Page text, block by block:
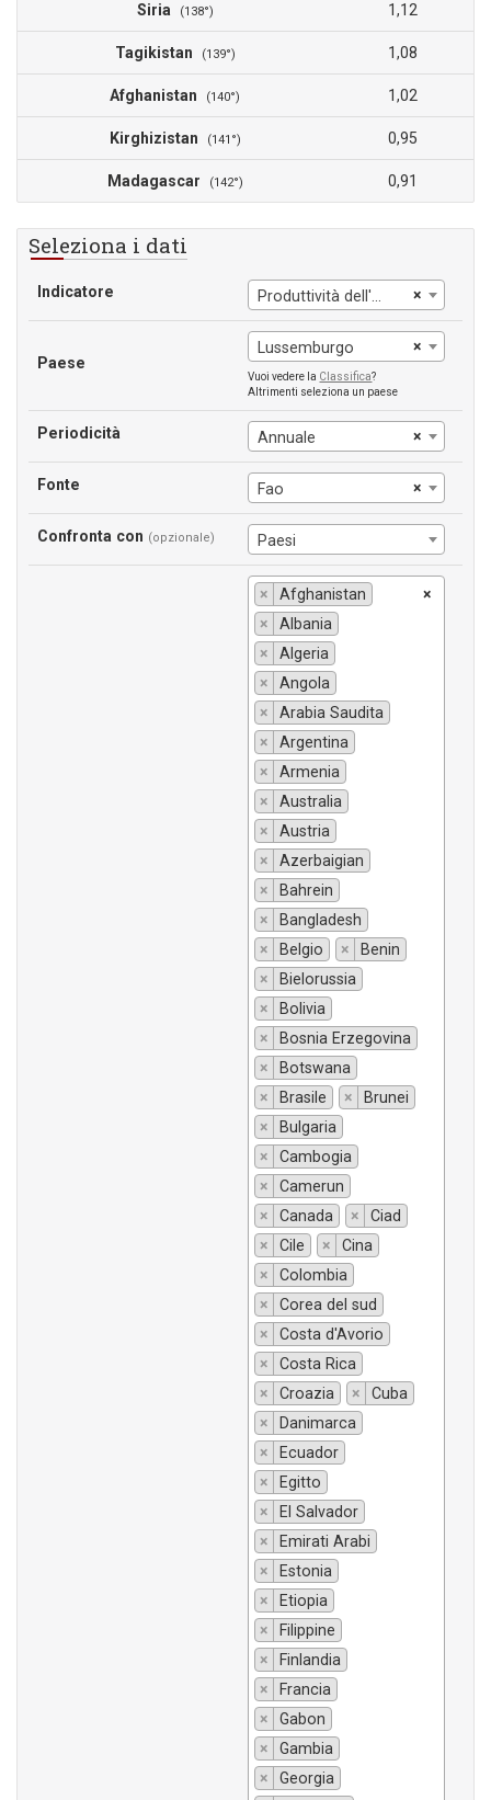
Siria (138°) 1,12
Tagikistan (139°) 1,08
Afghanistan (140°) 1,02
Kirghizistan (141°) 0,95
Madagascar (142°) 0,91
Seleziona i dati
Indicatore ×
Produttività dell'acqua
Paese
×
Lussemburgo
Vuoi vedere la Classifica?
Altrimenti seleziona un paese
Periodicità ×
Annuale
Fonte ×
Fao
Confronta con (opzionale) Paesi
×
×
Afghanistan
×
Albania
×
Algeria
×
Angola
×
Arabia Saudita
×
Argentina
×
Armenia
×
Australia
×
Austria
×
Azerbaigian
×
Bahrein
×
Bangladesh
×
Belgio ×
Benin
×
Bielorussia
×
Bolivia
×
Bosnia Erzegovina
×
Botswana
×
Brasile ×
Brunei
×
Bulgaria
×
Cambogia
×
Camerun
×
Canada ×
Ciad
×
Cile ×
Cina
×
Colombia
×
Corea del sud
×
Costa d'Avorio
×
Costa Rica
×
Croazia ×
Cuba
×
Danimarca
×
Ecuador
×
Egitto
×
El Salvador
×
Emirati Arabi
×
Estonia
×
Etiopia
×
Filippine
×
Finlandia
×
Francia
×
Gabon
×
Gambia
×
Georgia